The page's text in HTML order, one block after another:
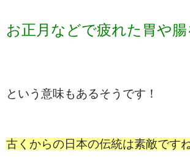
お正月などで疲れた胃や腸
という意味もあるそうです！
古くからの日本の伝統は素敵です